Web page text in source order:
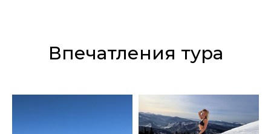
Впечатления тура